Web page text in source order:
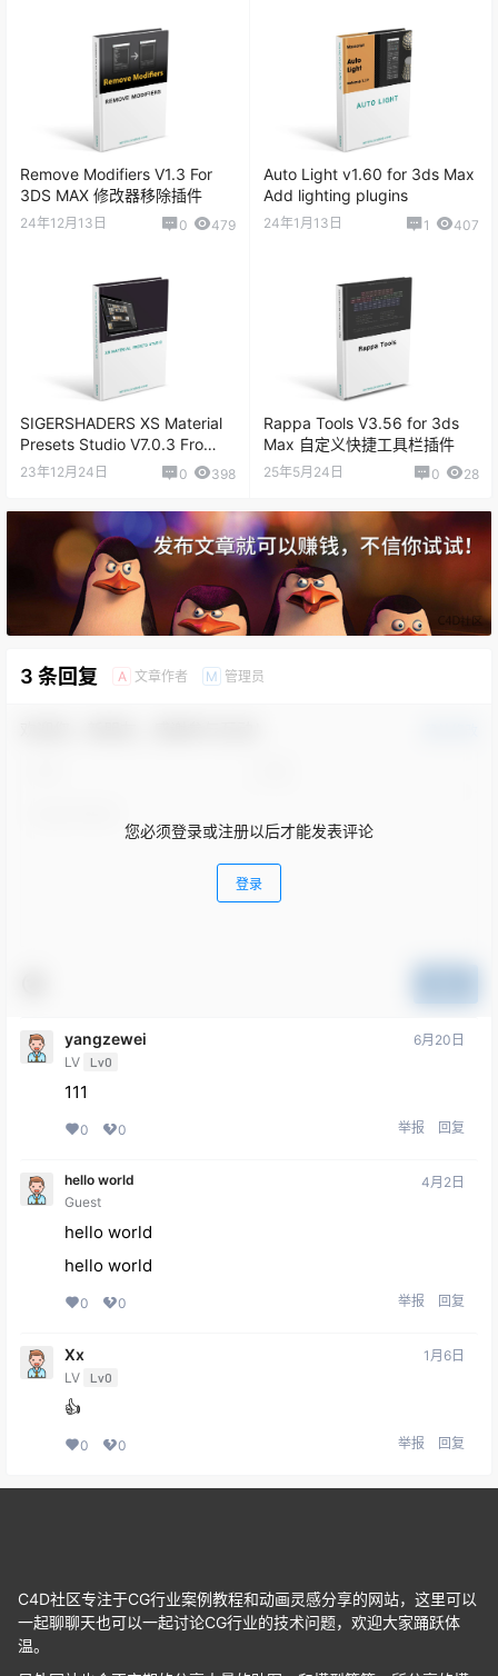
Remove Modifiers V1.3 For
3DS MAX 修改器移除插件
24年12月13日 0 479
Auto Light v1.60 for 3ds Max
Add lighting plugins
24年1月13日 1 407
SIGERSHADERS XS Material
Presets Studio V7.0.3 Fro
3DS MAX 材质预设库插件
23年12月24日 0 398
Rappa Tools V3.56 for 3ds
Max 自定义快捷工具栏插件
25年5月24日 0 28
3 条回复 A 文章作者 M 管理员
您必须登录或注册以后才能发表评论
登录
yangzewei
LV Lv0
6月20日
111
0 0 举报 回复
hello world
Guest
4月2日
hello world
hello world
0 0 举报 回复
Xx
LV Lv0
1月6日
👍
0 0 举报 回复
C4D社区专注于CG行业案例教程和动画灵感分享的网站，这里可以
一起聊聊天也可以一起讨论CG行业的技术问题，欢迎大家踊跃体
温。